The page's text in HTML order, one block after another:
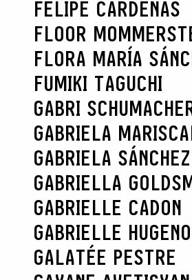
FELIPE CARDENAS
FLOOR
FLORA MARÍA
FUMIKI TAGUCHI
GABRI
GABRIELA
GABRIELA SÁNCHEZ
GABRIELLA
GABRIELLE CADON
GABRIELLE
GALATÉE PESTRE